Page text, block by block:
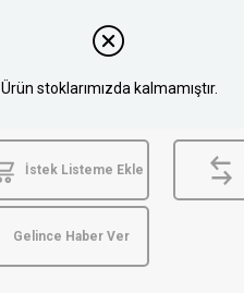
Ürün stoklarımızda kalmamıştır.
İstek Listeme Ekle
Gelince Haber Ver